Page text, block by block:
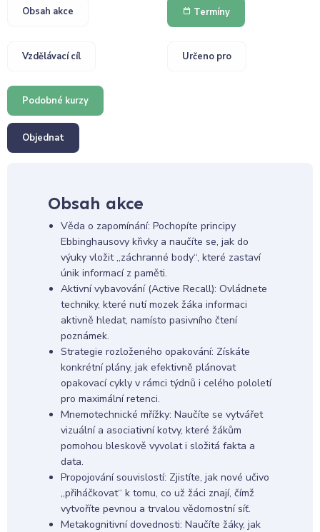
Obsah akce Termíny
Vzdělávací cíl Určeno pro
Podobné kurzy
Objednat
Obsah akce
Věda o zapomínání: Pochopíte principy
Ebbinghausovy křivky a naučíte se, jak do
výuky vložit „záchranné body“, které zastaví
únik informací z paměti.
Aktivní vybavování (Active Recall): Ovládnete
techniky, které nutí mozek žáka informaci
aktivně hledat, namísto pasivního čtení
poznámek.
Strategie rozloženého opakování: Získáte
konkrétní plány, jak efektivně plánovat
opakovací cykly v rámci týdnů i celého pololetí
pro maximální retenci.
Mnemotechnické mřížky: Naučíte se vytvářet
vizuální a asociativní kotvy, které žákům
pomohou bleskově vyvolat i složitá fakta a
data.
Propojování souvislostí: Zjistíte, jak nové učivo
„přiháčkovat“ k tomu, co už žáci znají, čímž
vytvoříte pevnou a trvalou vědomostní síť.
Metakognitivní dovednosti: Naučíte žáky, jak